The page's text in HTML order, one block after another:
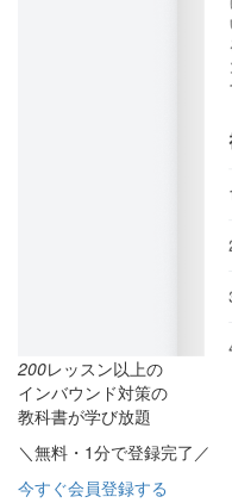
200レッスン以上の
インバウンド対策の
教科書が学び放題
＼無料・1分で登録完了／
今すぐ会員登録する